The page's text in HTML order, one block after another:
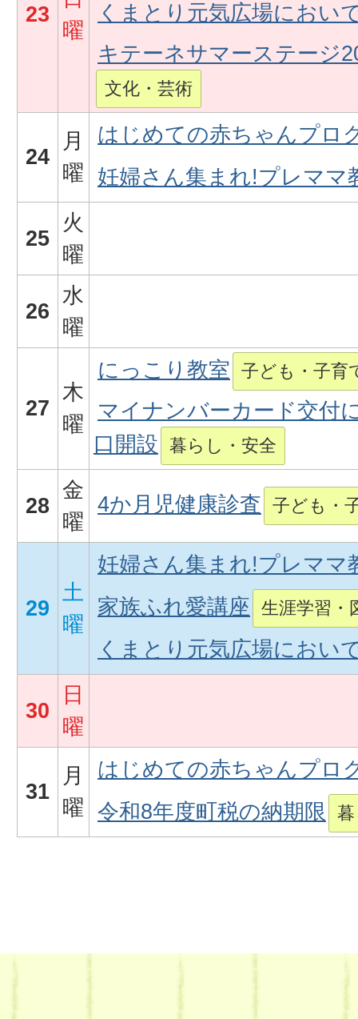
23
曜
くまとり元気広場におい
キテーネサマーステージ
文化・芸術
24
月
曜
はじめての赤ちゃんプロ
妊婦さん集まれ!プレママ
25
火
曜
26
水
曜
27
木
曜
にっこり教室 子ども・子育
マイナンバーカード交付
口開設 暮らし・安全
28
金
曜
4か月児健康診査 子ども・
29
土
曜
妊婦さん集まれ!プレママ
家族ふれ愛講座 生涯学習・
くまとり元気広場におい
30
日
曜
31
月
曜
はじめての赤ちゃんプロ
令和8年度町税の納期限